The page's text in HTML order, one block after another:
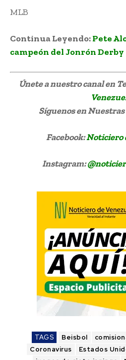
MLB
Continua Leyendo:Pete
campeón del Jonrón Derby
Únete a nuestro canal en
Síguenosen Nuestras
Facebook:Noticiero
Instagram:
TAGS Beisbol
Coronavirus
Estados